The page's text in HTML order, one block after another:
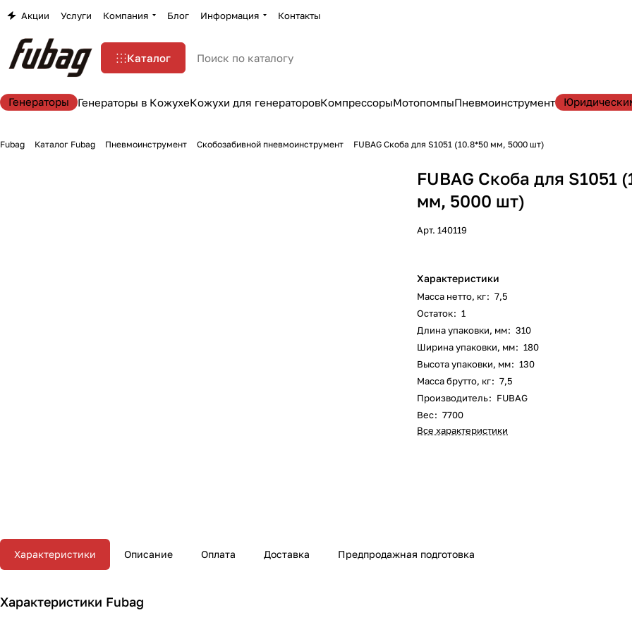
Акции Услуги Компания Блог Информация Контакты
Каталог
Генераторы Генераторы в КожухеКожухи для генераторовКомпрессорыМотопомпыПневмоинструмент
Fubag Каталог Fubag Пневмоинструмент Скобозабивной пневмоинструмент FUBAG Скоба для S1051 (10.8*50 мм, 5000 шт)
FUBAG Скоба для S1051
мм, 5000 шт)
Арт.140119
Характеристики
Масса нетто, кг: 7,5
Остаток: 1
Длина упаковки, мм: 310
Ширина упаковки, мм: 180
Высота упаковки, мм: 130
Масса брутто, кг: 7,5
Производитель: FUBAG
Вес: 7700
Все характеристики
Характеристики Описание Оплата Доставка Предпродажная подготовка
Характеристики Fubag